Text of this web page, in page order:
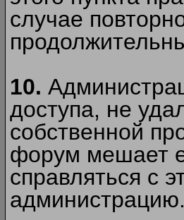
случае
10.
доступа, не
собственной
форум мешает
справляться с
администрацию.